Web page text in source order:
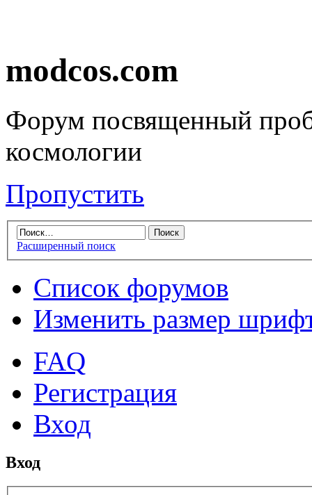
modcos.com
Форум посвященный
космологии
Пропустить
Расширенный поиск
Список форумов
Изменить размер
FAQ
Регистрация
Вход
Вход